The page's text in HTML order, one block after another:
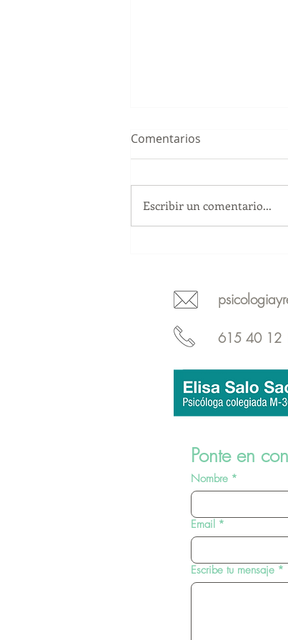
Comentarios
Escribir un comentario...
615 40 12
Ponte en
Nombre *
Email *
Escribe tu mensaje *